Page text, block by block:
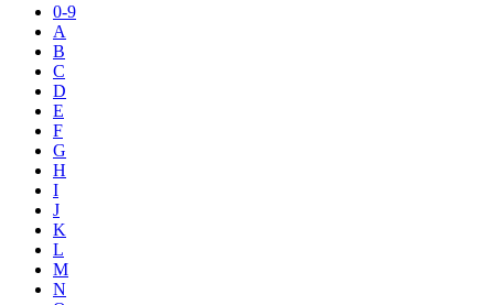
0-9
A
B
C
D
E
F
G
H
I
J
K
L
M
N